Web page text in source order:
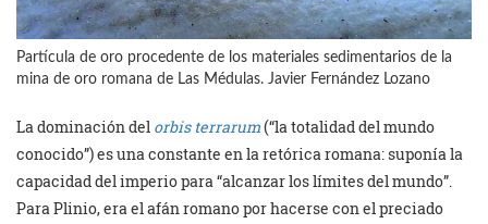
Partícula de oro procedente de los materiales sedimentarios de la
mina de oro romana de Las Médulas. Javier Fernández Lozano
La dominación del orbis terrarum(“la totalidad del mundo
conocido”) es una constante en la retórica romana: suponía la
capacidad del imperio para “alcanzar los límites del mundo”.
Para Plinio, era el afán romano por hacerse con el preciado